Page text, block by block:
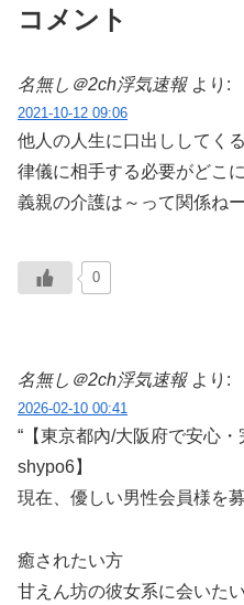
コメント
名無し＠2ch浮気速報 より:
2021-10-12 09:06
他人の人生に口出ししてく
律儀に相手する必要がどこ
義親の介護は～って関係ね
0
名無し＠2ch浮気速報 より:
2026-02-10 00:41
“【東京都內/大阪府で安心・
shypo6】
現在、優しい男性会員様を
癒されたい方
甘えん坊の彼女系に会いた